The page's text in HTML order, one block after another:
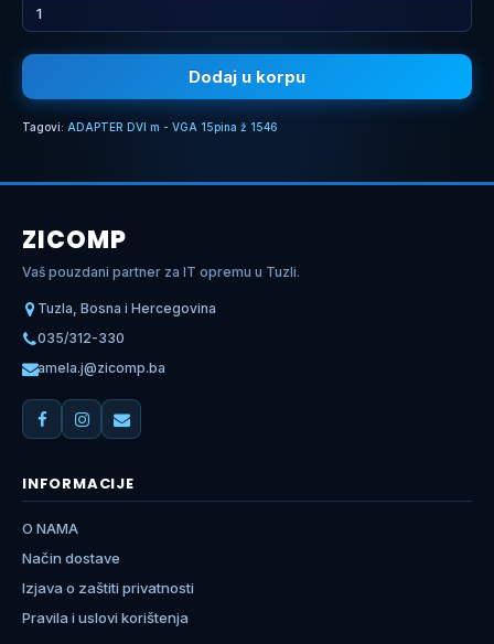
Dodaj u korpu
Tagovi: ADAPTER DVI m - VGA 15pina ž 1546
ZICOMP
Vaš pouzdani partner za IT opremu u Tuzli.
Tuzla, Bosna i Hercegovina
035/312-330
amela.j@zicomp.ba
INFORMACIJE
O NAMA
Način dostave
Izjava o zaštiti privatnosti
Pravila i uslovi korištenja